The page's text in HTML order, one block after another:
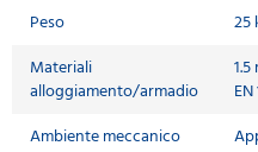
Peso
25
Materiali
alloggiamento/armadio
Ambiente meccanico